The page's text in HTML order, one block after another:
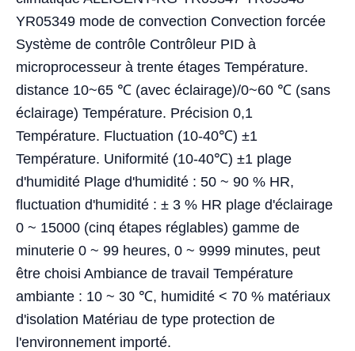
YR05349 mode de convection Convection forcée
Système de contrôle Contrôleur PID à
microprocesseur à trente étages Température.
distance 10~65 ℃ (avec éclairage)/0~60 ℃ (sans
éclairage) Température. Précision 0,1
Température. Fluctuation (10-40℃) ±1
Température. Uniformité (10-40℃) ±1 plage
d'humidité Plage d'humidité : 50 ~ 90 % HR,
fluctuation d'humidité : ± 3 % HR plage d'éclairage
0 ~ 15000 (cinq étapes réglables) gamme de
minuterie 0 ~ 99 heures, 0 ~ 9999 minutes, peut
être choisi Ambiance de travail Température
ambiante : 10 ~ 30 ℃, humidité < 70 % matériaux
d'isolation Matériau de type protection de
l'environnement importé.